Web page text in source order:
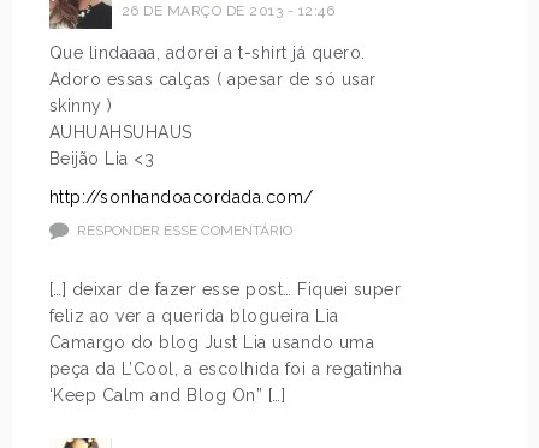
26 DE MARÇO DE 2013 - 12:46
Que lindaaaa, adorei a t-shirt já quero.
Adoro essas calças ( apesar de só usar
skinny )
AUHUAHSUHAUS
Beijão Lia <3
http://sonhandoacordada.com/
RESPONDER ESSE COMENTÁRIO
[…] deixar de fazer esse post… Fiquei super
feliz ao ver a querida blogueira Lia
Camargo do blog Just Lia usando uma
peça da L’Cool, a escolhida foi a regatinha
‘Keep Calm and Blog On” […]